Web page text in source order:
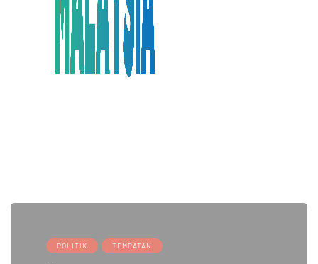
POLITIK TEMPATAN